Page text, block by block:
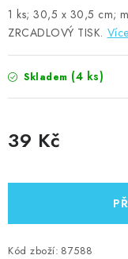
1 ks; 30,5 x 30,5 cm;
ZRCADLOVÝ TISK.
Skladem (4 ks)
39 Kč
Kód zboží: 87588